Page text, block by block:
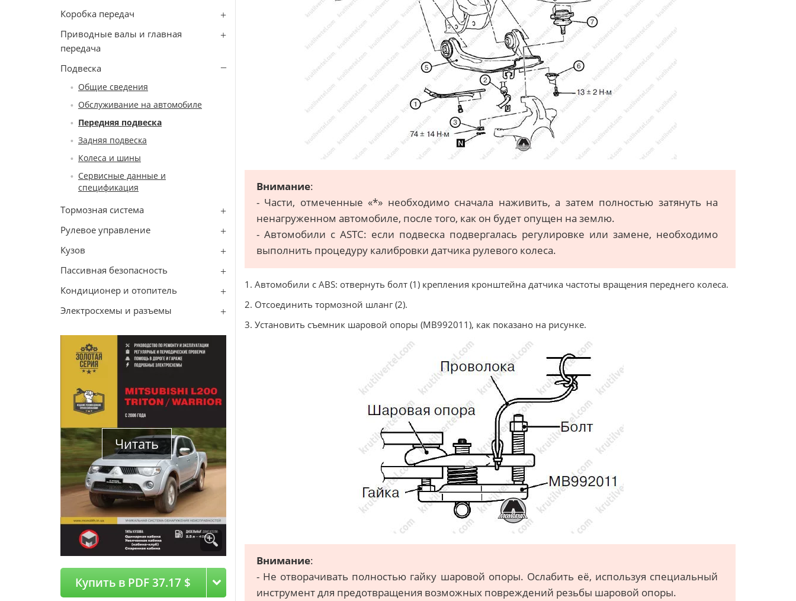
Коробка передач
Приводные валы и главная
передача
Подвеска
Общие сведения
Обслуживание на автомобиле
Передняя подвеска
Задняя подвеска
Колеса и шины
Сервисные данные и
спецификация
Тормозная система
Рулевое управление
Кузов
Пассивная безопасность
Кондиционер и отопитель
Электросхемы и разъемы
Читать
Купить в PDF 37.17 $
Внимание:
- Части, отмеченные «*» необходимо сначала наживить, а затем полностью затянуть на
ненагруженном автомобиле, после того, как он будет опущен на землю.
- Автомобили с ASTC: если подвеска подвергалась регулировке или замене, необходимо
выполнить процедуру калибровки датчика рулевого колеса.
1. Автомобили с ABS: отвернуть болт (1) крепления кронштейна датчика частоты вращения переднего колеса.
2. Отсоединить тормозной шланг (2).
3. Установить съемник шаровой опоры (MB992011), как показано на рисунке.
Внимание:
- Не отворачивать полностью гайку шаровой опоры. Ослабить её, используя специальный
инструмент для предотвращения возможных повреждений резьбы шаровой опоры.